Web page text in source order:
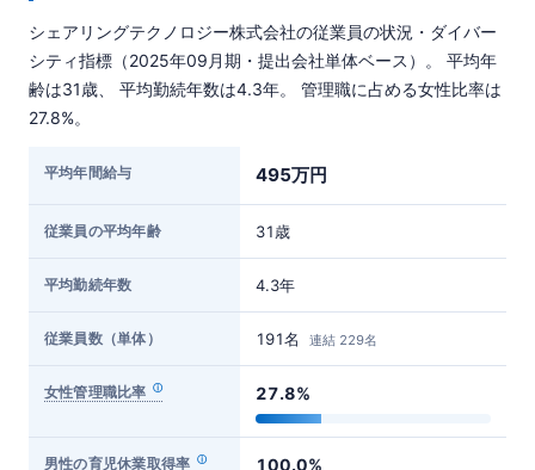
シェアリングテクノロジー株式会社の従業員の状況・ダイバー
シティ指標（2025年09月期・提出会社単体ベース）。 平均年
齢は31歳、 平均勤続年数は4.3年。 管理職に占める女性比率は
27.8%。
平均年間給与 495万円
従業員の平均年齢 31歳
平均勤続年数 4.3年
従業員数（単体） 191名 連結 229名
女性管理職比率 27.8%
男性の育児休業取得率 100.0%